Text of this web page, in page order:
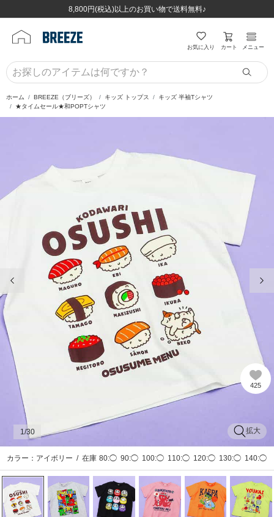
8,800円(税込)以上のお買い物で送料無料♪
ほぼ全品半額！！8/12(水)お昼12:59まで！！
8,800円(税込)以上のお買い物で送料無料♪
ほぼ全品半額！！8/12(水)お昼12:59まで！！
お気に入り カート メニュー
ホーム BREEZE（ブリーズ） キッズ トップス
キッズ 半袖Tシャツ
★タイムセール★和POPTシャツ
425
拡大
1 /30
カラー：アイボリー / 在庫 80:◯ 90:◯ 100:◯ 110:◯ 120:◯ 130:◯ 140:◯